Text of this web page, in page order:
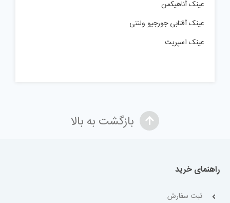
عینک آناهیکمن
عینک آفتابی جورجیو ولنتی
عینک اسپریت
بازگشت به بالا
راهنمای خرید
ثبت سفارش